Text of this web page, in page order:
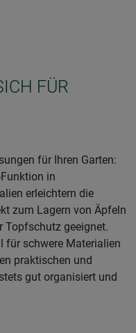
FÜR
für Ihren Garten:
in
erleichtern die
zum Lagern von Äpfeln
Topfschutz geeignet.
für schwere Materialien
praktischen und
gut organisiert und